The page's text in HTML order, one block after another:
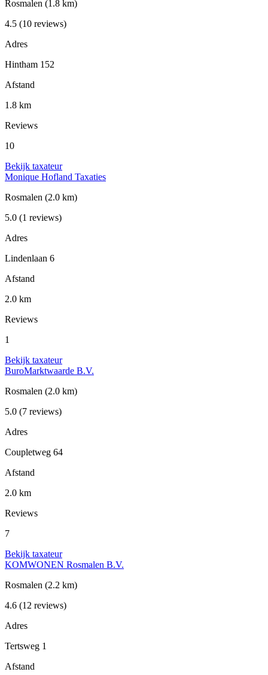
Rosmalen (1.8 km)
4.5 (10 reviews)
Adres
Hintham 152
Afstand
1.8 km
Reviews
10
Bekijk taxateur
Monique Hofland Taxaties
Rosmalen (2.0 km)
5.0 (1 reviews)
Adres
Lindenlaan 6
Afstand
2.0 km
Reviews
1
Bekijk taxateur
BuroMarktwaarde B.V.
Rosmalen (2.0 km)
5.0 (7 reviews)
Adres
Coupletweg 64
Afstand
2.0 km
Reviews
7
Bekijk taxateur
KOMWONEN Rosmalen B.V.
Rosmalen (2.2 km)
4.6 (12 reviews)
Adres
Tertsweg 1
Afstand